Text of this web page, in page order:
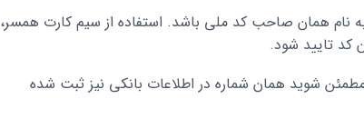
نام همان صاحب کد ملی باشد. استفاده از سیم کارت همسر،
کد تایید شود.
شوید همان شماره در اطلاعات بانکی نیز ثبت شده